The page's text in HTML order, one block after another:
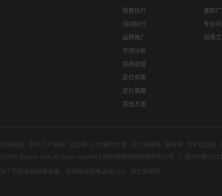
营推执行
活动执行
品牌推广
市场分析
招商运营
定位前策
定价策略
其他方案
兼职
专业
创意
友情链接: 房天下产业网 活动网 C4D插件之家 设计先锋网 猫啃网 写字楼出租
©2020 fongce.com.All rights reserved 杭州烽格网络科技有限公司
浙ICP备
为了防范电信网络诈骗，如网民接到电话96110，请立即接听